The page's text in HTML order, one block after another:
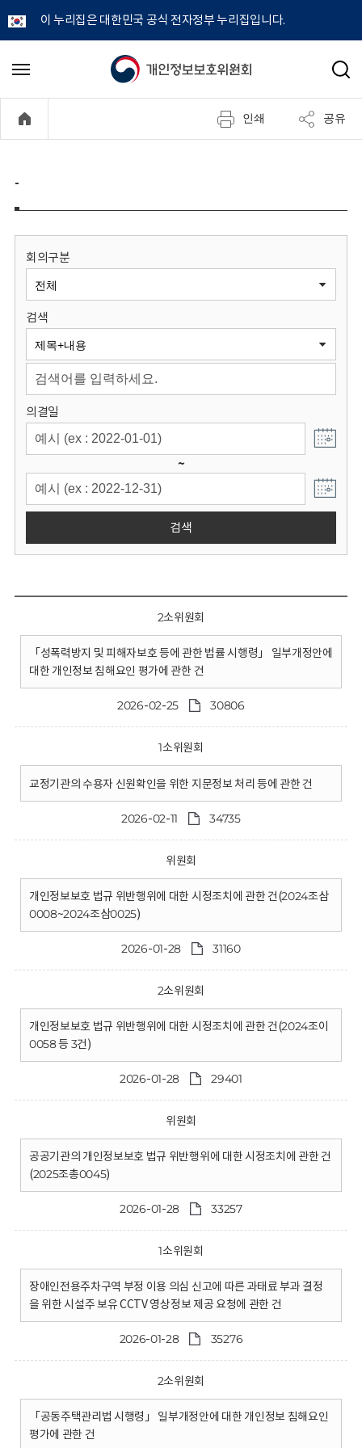
이 누리집은 대한민국 공식 전자정부 누리집입니다.
개
정
보
원
회
메
기
검
인쇄 공유
-
회의구분
검색
의결일
~
검색
2소위원회
「성폭력방지 및 피해자보호 등에 관한 법률 시행령」 일부개정안에
대한 개인정보 침해요인 평가에 관한 건
2026-02-25 30806
1소위원회
교정기관의 수용자 신원확인을 위한 지문정보 처리 등에 관한 건
2026-02-11 34735
위원회
개인정보보호 법규 위반행위에 대한 시정조치에 관한 건(2024조삼
0008~2024조삼0025)
2026-01-28 31160
2소위원회
개인정보보호 법규 위반행위에 대한 시정조치에 관한 건(2024조이
0058 등 3건)
2026-01-28 29401
위원회
공공기관의 개인정보보호 법규 위반행위에 대한 시정조치에 관한 건
(2025조총0045)
2026-01-28 33257
1소위원회
장애인전용주차구역 부정 이용 의심 신고에 따른 과태료 부과 결정
을 위한 시설주 보유 CCTV 영상정보 제공 요청에 관한 건
2026-01-28 35276
2소위원회
「공동주택관리법 시행령」 일부개정안에 대한 개인정보 침해요인
평가에 관한 건